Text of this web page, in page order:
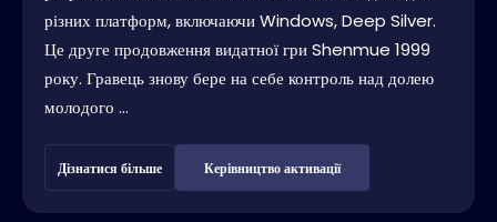
різних платформ, включаючи Windows, Deep Silver.
Це друге продовження видатної гри Shenmue 1999
року. Гравець знову бере на себе контроль над долею
молодого ...
Дізнатися більше Керівництво активації